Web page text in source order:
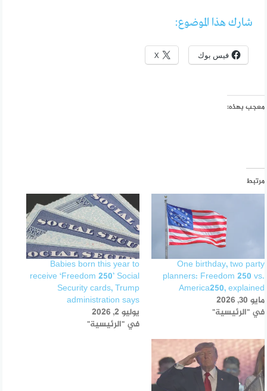
شارك هذا الموضوع:
فيس بوك X
معجب بهذه:
مرتبط
One birthday, two party
planners: Freedom 250 vs.
America250, explained
مايو 30, 2026
في "الرئيسية"
Babies born this year to
receive ‘Freedom 250’ Social
Security cards, Trump
administration says
يوليو 2, 2026
في "الرئيسية"